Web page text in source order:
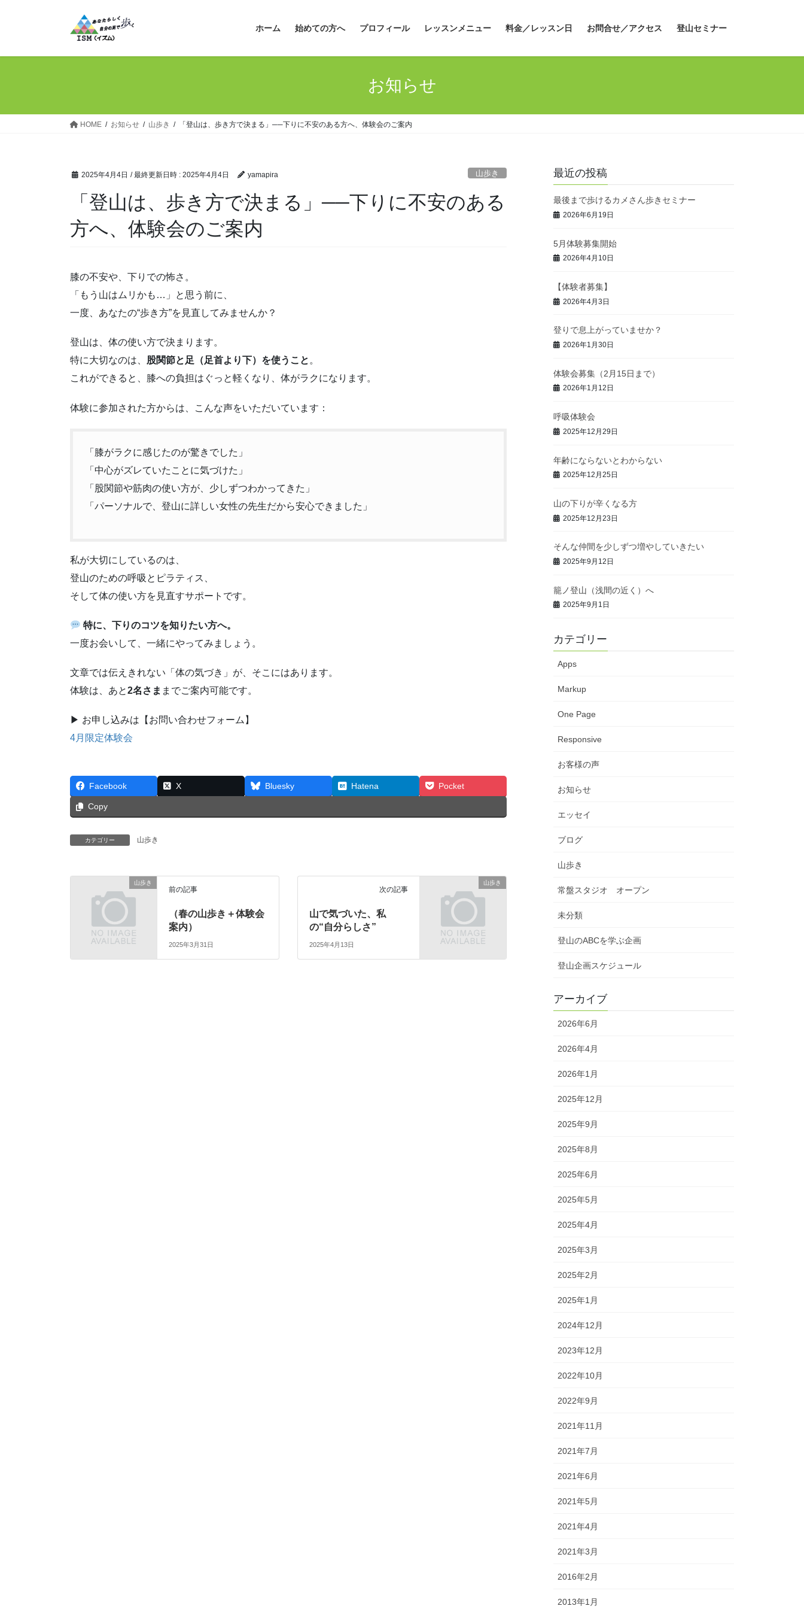
ホーム 始めての方へ プロフィール レッスンメニュー 料金／レッスン日 お問合せ／アクセス 登山セミナー
お知らせ
HOME お知らせ 山歩き 「登山は、歩き方で決まる」──下りに不安のある方へ、体験会のご案内
2025年4月4日 / 最終更新日時 : 2025年4月4日 yamapira 山歩き
「登山は、歩き方で決まる」──下りに不安のある
方へ、体験会のご案内
膝の不安や、下りでの怖さ。
「もう山はムリかも…」と思う前に、
一度、あなたの“歩き方”を見直してみませんか？
登山は、体の使い方で決まります。
特に大切なのは、 股関節と足（足首より下）を使うこと 。
これができると、膝への負担はぐっと軽くなり、体がラクになります。
体験に参加された方からは、こんな声をいただいています：
「膝がラクに感じたのが驚きでした」
「中心がズレていたことに気づけた」
「股関節や筋肉の使い方が、少しずつわかってきた」
「パーソナルで、登山に詳しい女性の先生だから安心できました」
私が大切にしているのは、
登山のための呼吸とピラティス、
そして体の使い方を見直すサポートです。
特に、下りのコツを知りたい方へ。
一度お会いして、一緒にやってみましょう。
文章では伝えきれない「体の気づき」が、そこにはあります。
体験は、あと2名さま までご案内可能です。
▶︎ お申し込みは【お問い合わせフォーム】
4月限定体験会
Facebook X Bluesky Hatena Pocket
Copy
カテゴリー 山歩き
山歩き
前の記事
（春の山歩き＋体験会
案内）
2025年3月31日
山歩き
次の記事
山で気づいた、私
の“自分らしさ”
2025年4月13日
最近の投稿
最後まで歩けるカメさん歩きセミナー
2026年6月19日
5月体験募集開始
2026年4月10日
【体験者募集】
2026年4月3日
登りで息上がっていませか？
2026年1月30日
体験会募集（2月15日まで）
2026年1月12日
呼吸体験会
2025年12月29日
年齢にならないとわからない
2025年12月25日
山の下りが辛くなる方
2025年12月23日
そんな仲間を少しずつ増やしていきたい
2025年9月12日
籠ノ登山（浅間の近く）へ
2025年9月1日
カテゴリー
Apps
Markup
One Page
Responsive
お客様の声
お知らせ
エッセイ
ブログ
山歩き
常盤スタジオ オープン
未分類
登山のABCを学ぶ企画
登山企画スケジュール
アーカイブ
2026年6月
2026年4月
2026年1月
2025年12月
2025年9月
2025年8月
2025年6月
2025年5月
2025年4月
2025年3月
2025年2月
2025年1月
2024年12月
2023年12月
2022年10月
2022年9月
2021年11月
2021年7月
2021年6月
2021年5月
2021年4月
2021年3月
2016年2月
2013年1月